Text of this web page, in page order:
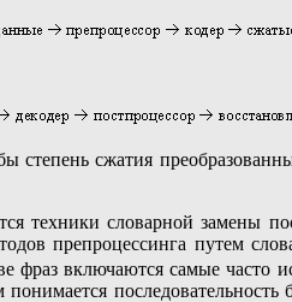
степень сжатия
словарной замены
препроцессинга путем
фраз включаются самые часто